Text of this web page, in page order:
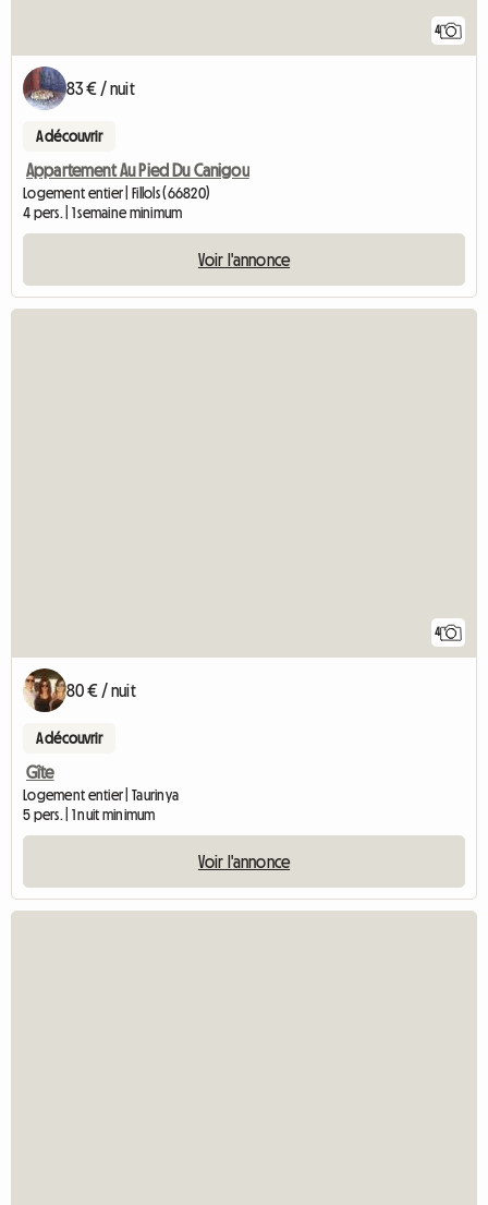
4
83 € / nuit
A découvrir
Appartement Au Pied Du Canigou
Logement entier | Fillols (66820)
4 pers. | 1 semaine minimum
Voir l'annonce
4
80 € / nuit
A découvrir
Gîte
Logement entier | Taurinya
5 pers. | 1 nuit minimum
Voir l'annonce